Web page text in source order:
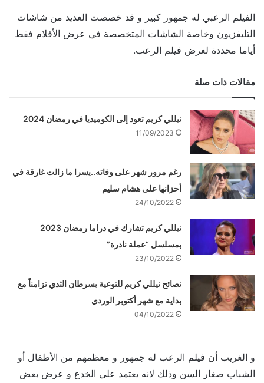
الفيلم الرعبي له جمهور كبير و قد خصصت العديد من شاشات
التليفزيون وخاصة الشاشات المتخصصة في عرض الأفلام فقط
أياما محددة لعرض فيلم الرعب.
مقالات ذات صلة
نيللي كريم تعود إلى الكوميديا في رمضان 2024
11/09/2023
رغم مرور شهر على وفاته..يسرا ما زالت غارقة في
أحزانها على هشام سليم
24/10/2022
نيللي كريم تشارك في دراما رمضان 2023
بمسلسل “عملة نادرة”
23/10/2022
نصائح نيللي كريم للتوعية بسرطان الثدي تزامناً مع
بداية مع شهر أكتوبر الوردي
04/10/2022
و الغريب أن فيلم الرعب له جمهور و معظمهم من الأطفال أو
الشباب صغار السن وذلك لانه يعتمد علي الخدع و عرض بعض